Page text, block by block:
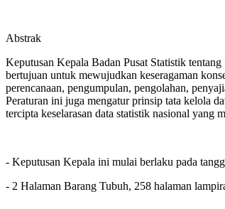
Abstrak
Keputusan Kepala Badan Pusat Statistik
bertujuan untuk mewujudkan keseragaman
perencanaan, pengumpulan, pengolahan,
Peraturan ini juga mengatur prinsip tata kelola
tercipta keselarasan data statistik nasional yang
- Keputusan Kepala ini mulai berlaku pada
- 2 Halaman Barang Tubuh, 258 halaman